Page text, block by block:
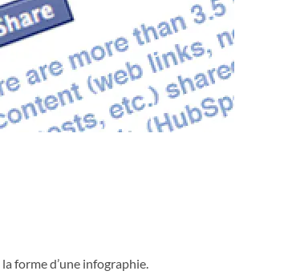
forme d’une infographie.